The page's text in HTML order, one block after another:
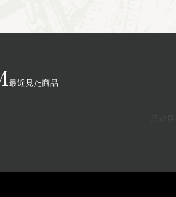
最近見た商品